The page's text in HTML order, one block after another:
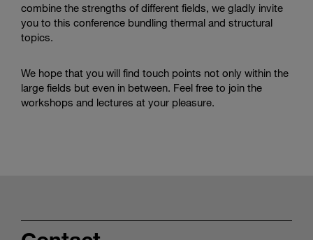
combine the strengths of different fields, we gladly invite
you to this conference bundling thermal and structural
topics.
We hope that you will find touch points not only within the
large fields but even in between. Feel free to join the
workshops and lectures at your pleasure.